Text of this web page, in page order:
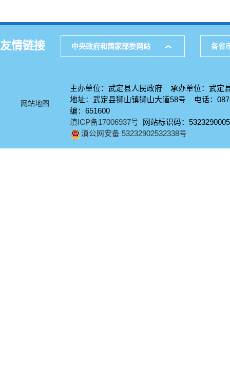
友情链接 中央政府和国家部委网站 各省
网站地图
主办单位：武定县人民政府 承办单位：武定
地址：武定县狮山镇狮山大道58号 电话：
编：651600
滇ICP备17006937号 网站标识码：5323290005
滇公网安备 53232902532338号